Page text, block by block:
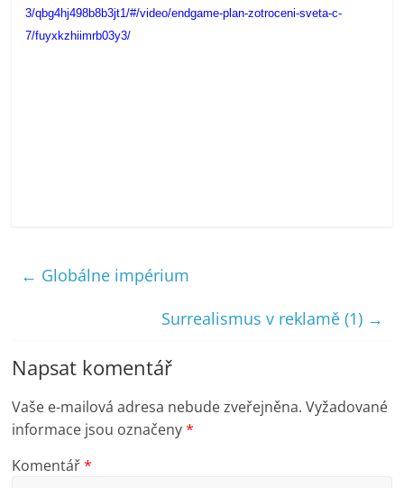
3/qbg4hj498b8b3jt1/#/video/endgame-plan-zotroceni-sveta-c-
7/fuyxkzhiimrb03y3/
← Globálne impérium
Surrealismus v reklamě (1) →
Napsat komentář
Vaše e-mailová adresa nebude zveřejněna. Vyžadované
informace jsou označeny*
Komentář*